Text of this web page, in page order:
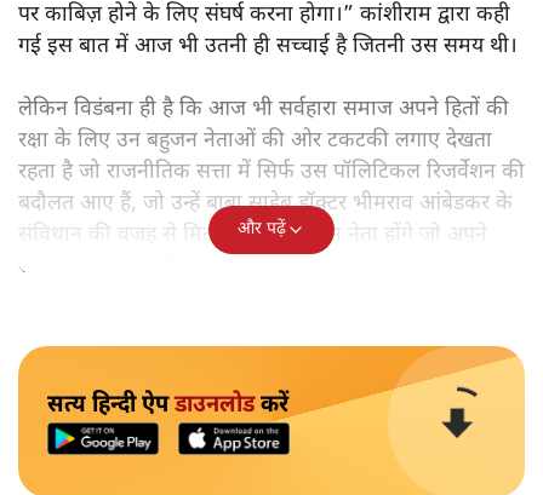
पर काबिज़ होने के लिए संघर्ष करना होगा।” कांशीराम द्वारा कही
गई इस बात में आज भी उतनी ही सच्चाई है जितनी उस समय थी।
लेकिन विडंबना ही है कि आज भी सर्वहारा समाज अपने हितों की
रक्षा के लिए उन बहुजन नेताओं की ओर टकटकी लगाए देखता
रहता है जो राजनीतिक सत्ता में सिर्फ उस पॉलिटिकल रिजर्वेशन की
बदौलत आए हैं, जो उन्हें बाबा साहेब डॉक्टर भीमराव आंबेडकर के
संविधान की वजह से मिला। ऐसे बहुत कम नेता होंगे जो अपने
समाज के मुद्दों को विधानसभाओं में और संसद में उठाते हैं।
और पढ़ें
सत्य हिन्दी ऐपडाउनलोडकरें